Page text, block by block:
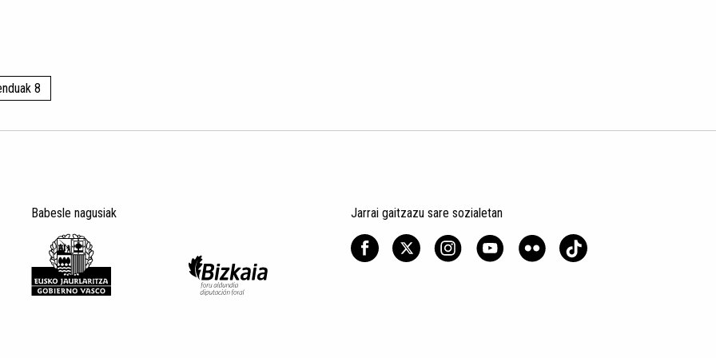
8
Babesle nagusiak Jarrai gaitzazu sare sozialetan